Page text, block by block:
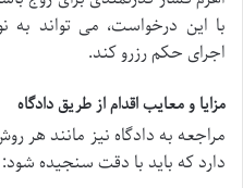
با این درخواست، می تواند به
اجرای حکم رزرو کند.
مزایا و معایب اقدام از طریق دادگاه
مراجعه به دادگاه نیز مانند
دارد که باید با دقت سنجیده شود: